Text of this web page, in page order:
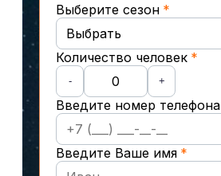
Выберите сезон
Выбрать
Осень
Зима
Весна
Количество человек
- +
Введите номер телефона
Введите Ваше имя